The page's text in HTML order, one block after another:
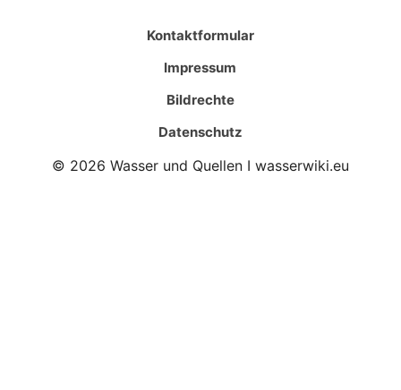
Kontaktformular
Impressum
Bildrechte
Datenschutz
© 2026 Wasser und Quellen I wasserwiki.eu